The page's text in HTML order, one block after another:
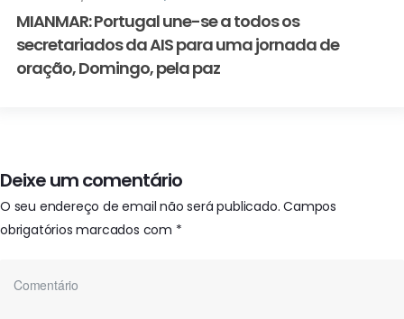
MIANMAR: Portugal une-se a todos os
secretariados da AIS para uma jornada de
oração, Domingo, pela paz
Deixe um comentário
O seu endereço de email não será publicado. Campos
obrigatórios marcados com *